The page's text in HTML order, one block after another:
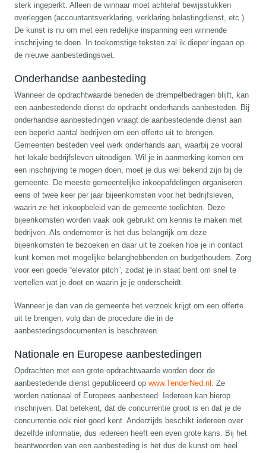
sterk ingeperkt. Alleen de winnaar moet achteraf bewijsstukken
overleggen (accountantsverklaring, verklaring belastingdienst, etc.).
De kunst is nu om met een redelijke inspanning een winnende
inschrijving te doen. In toekomstige teksten zal ik dieper ingaan op
de nieuwe aanbestedingswet.
Onderhandse aanbesteding
Wanneer de opdrachtwaarde beneden de drempelbedragen blijft, kan
een aanbestedende dienst de opdracht onderhands aanbesteden. Bij
onderhandse aanbestedingen vraagt de aanbestedende dienst aan
een beperkt aantal bedrijven om een offerte uit te brengen.
Gemeenten besteden veel werk onderhands aan, waarbij ze vooral
het lokale bedrijfsleven uitnodigen. Wil je in aanmerking komen om
een inschrijving te mogen doen, moet je dus wel bekend zijn bij de
gemeente. De meeste gemeentelijke inkoopafdelingen organiseren
eens of twee keer per jaar bijeenkomsten voor het bedrijfsleven,
waarin ze het inkoopbeleid van de gemeente toelichten. Deze
bijeenkomsten worden vaak ook gebruikt om kennis te maken met
bedrijven. Als ondernemer is het dus belangrijk om deze
bijeenkomsten te bezoeken en daar uit te zoeken hoe je in contact
kunt komen met mogelijke belanghebbenden en budgethouders. Zorg
voor een goede “elevator pitch”, zodat je in staat bent om snel te
vertellen wat je doet en waarin je je onderscheidt.
Wanneer je dan van de gemeente het verzoek krijgt om een offerte
uit te brengen, volg dan de procedure die in de
aanbestedingsdocumenten is beschreven.
Nationale en Europese aanbestedingen
Opdrachten met een grote opdrachtwaarde worden door de
aanbestedende dienst gepubliceerd opwww.TenderNed.nl . Ze
worden nationaal of Europees aanbesteed. Iedereen kan hierop
inschrijven. Dat betekent, dat de concurrentie groot is en dat je de
concurrentie ook niet goed kent. Anderzijds beschikt iedereen over
dezelfde informatie, dus iedereen heeft een even grote kans. Bij het
beantwoorden van een aanbesteding is het dus de kunst om heel